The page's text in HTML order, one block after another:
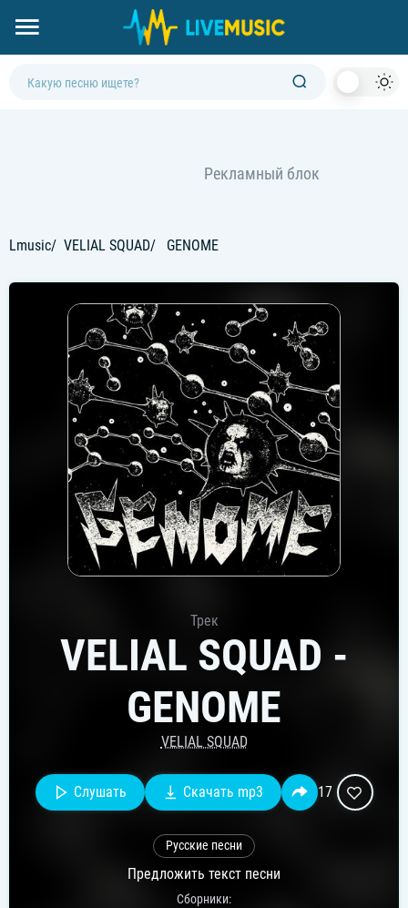
Lmusic VELIAL SQUAD GENOME
Трек
VELIAL SQUAD -
GENOME
VELIAL SQUAD
Слушать Скачать mp3 17
Русские песни
Предложить текст песни
Сборники: